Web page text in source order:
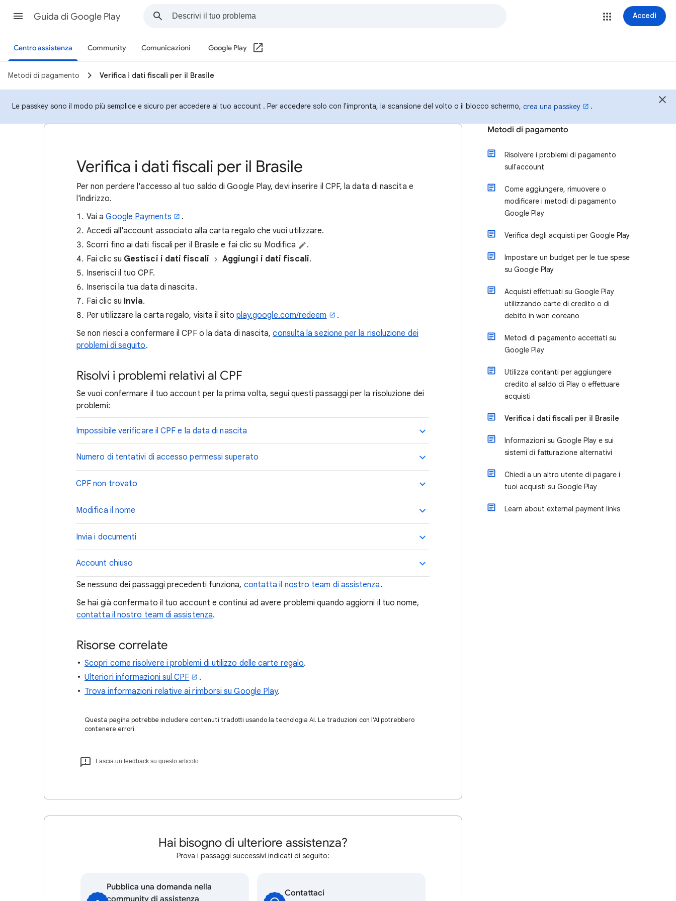
Guida di Google Play Accedi
Centro assistenza Community Comunicazioni Google Play
Metodi di pagamento Verifica i dati fiscali per il Brasile
Le passkey sono il modo più semplice e sicuro per accedere al tuo account . Per accedere solo con l'impronta, la scansione del volto o il blocco schermo, crea una passkey .
Verifica i dati fiscali per il Brasile
Per non perdere l'accesso al tuo saldo di Google Play, devi inserire il CPF, la data di nascita e
l'indirizzo.
Vai aGoogle Payments
.
Accedi all'account associato alla carta regalo che vuoi utilizzare.
Scorri fino ai dati fiscali per il Brasile e fai clic su Modifica
.
Fai clic su Gestisci i dati fiscali Aggiungi i dati fiscali.
Inserisci il tuo CPF.
Inserisci la tua data di nascita.
Fai clic su Invia.
Per utilizzare la carta regalo, visita il sito play.google.com/redeem
.
Se non riesci a confermare il CPF o la data di nascita,consulta la sezione per la risoluzione dei
problemi di seguito.
Risolvi i problemi relativi al CPF
Se vuoi confermare il tuo account per la prima volta, segui questi passaggi per la risoluzione dei
problemi:
Impossibile verificare il CPF e la data di nascita
Numero di tentativi di accesso permessi superato
CPF non trovato
Modifica il nome
Invia i documenti
Account chiuso
Se nessuno dei passaggi precedenti funziona, contatta il nostro team di assistenza.
Se hai già confermato il tuo account e continui ad avere problemi quando aggiorni il tuo nome,
contatta il nostro team di assistenza.
Risorse correlate
Scopri come risolvere i problemi di utilizzo delle carte regalo.
Ulteriori informazioni sul CPF
.
Trova informazioni relative ai rimborsi su Google Play.
Questa pagina potrebbe includere contenuti tradotti usando la tecnologia AI. Le traduzioni con l'AI potrebbero
contenere errori.
Lascia un feedback su questo articolo
Hai bisogno di ulteriore assistenza?
Prova i passaggi successivi indicati di seguito:
Pubblica una domanda nella
community di assistenza
Contattaci
Metodi di pagamento
Risolvere i problemi di pagamento
sull'account
Come aggiungere, rimuovere o
modificare i metodi di pagamento
Google Play
Verifica degli acquisti per Google Play
Impostare un budget per le tue spese
su Google Play
Acquisti effettuati su Google Play
utilizzando carte di credito o di
debito in won coreano
Metodi di pagamento accettati su
Google Play
Utilizza contanti per aggiungere
credito al saldo di Play o effettuare
acquisti
Verifica i dati fiscali per il Brasile
Informazioni su Google Play e sui
sistemi di fatturazione alternativi
Chiedi a un altro utente di pagare i
tuoi acquisti su Google Play
Learn about external payment links